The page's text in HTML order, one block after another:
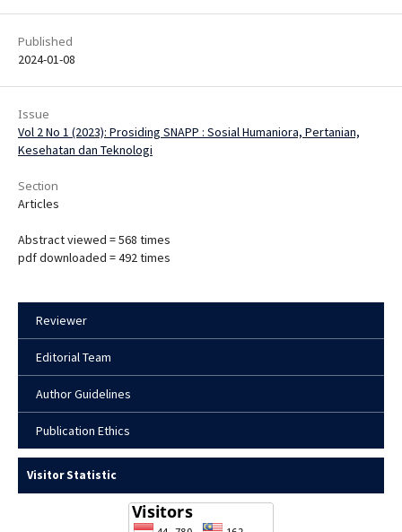
Published
2024-01-08
Issue
Vol 2 No 1 (2023): Prosiding SNAPP : Sosial Humaniora, Pertanian,
Kesehatan dan Teknologi
Section
Articles
Abstract viewed = 568 times
pdf downloaded = 492 times
Reviewer
Editorial Team
Author Guidelines
Publication Ethics
Visitor Statistic